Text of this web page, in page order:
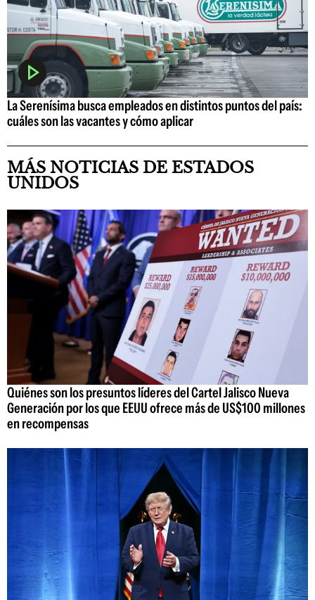
La Serenísima busca empleados en distintos puntos del país:
cuáles son las vacantes y cómo aplicar
MÁS NOTICIAS DE ESTADOS
UNIDOS
Quiénes son los presuntos líderes del Cartel Jalisco Nueva
Generación por los que EEUU ofrece más de US$100 millones
en recompensas